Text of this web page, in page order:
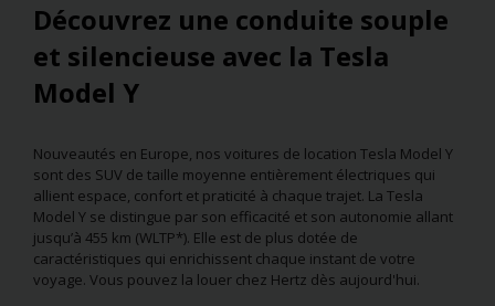
Découvrez une conduite souple
et silencieuse avec la Tesla
Model Y
Nouveautés en Europe, nos voitures de location Tesla Model Y
sont des SUV de taille moyenne entièrement électriques qui
allient espace, confort et praticité à chaque trajet. La Tesla
Model Y se distingue par son efficacité et son autonomie allant
jusqu’à 455 km (WLTP*). Elle est de plus dotée de
caractéristiques qui enrichissent chaque instant de votre
voyage. Vous pouvez la louer chez Hertz dès aujourd'hui.